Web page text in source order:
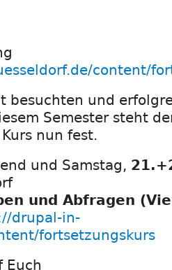
content/
besuchten und
Semester steht
nun fest.
und Samstag,
und Abfragen
drupal-in-
fortsetzungskurs
Euch